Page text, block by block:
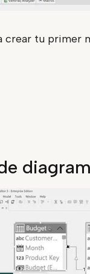
crear tu primer